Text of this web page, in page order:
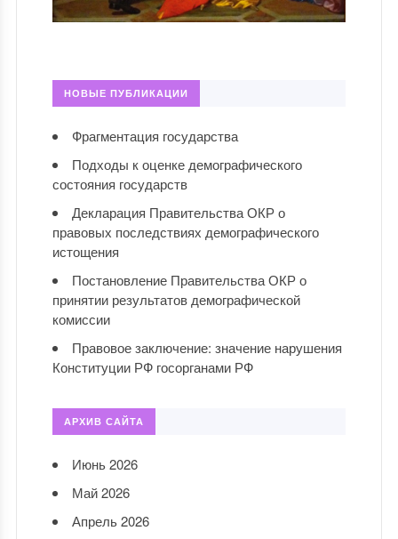
НОВЫЕ ПУБЛИКАЦИИ
Фрагментация государства
Подходы к оценке демографического
состояния государств
Декларация Правительства ОКР о
правовых последствиях демографического
истощения
Постановление Правительства ОКР о
принятии результатов демографической
комиссии
Правовое заключение: значение нарушения
Конституции РФ госорганами РФ
АРХИВ САЙТА
Июнь 2026
Май 2026
Апрель 2026